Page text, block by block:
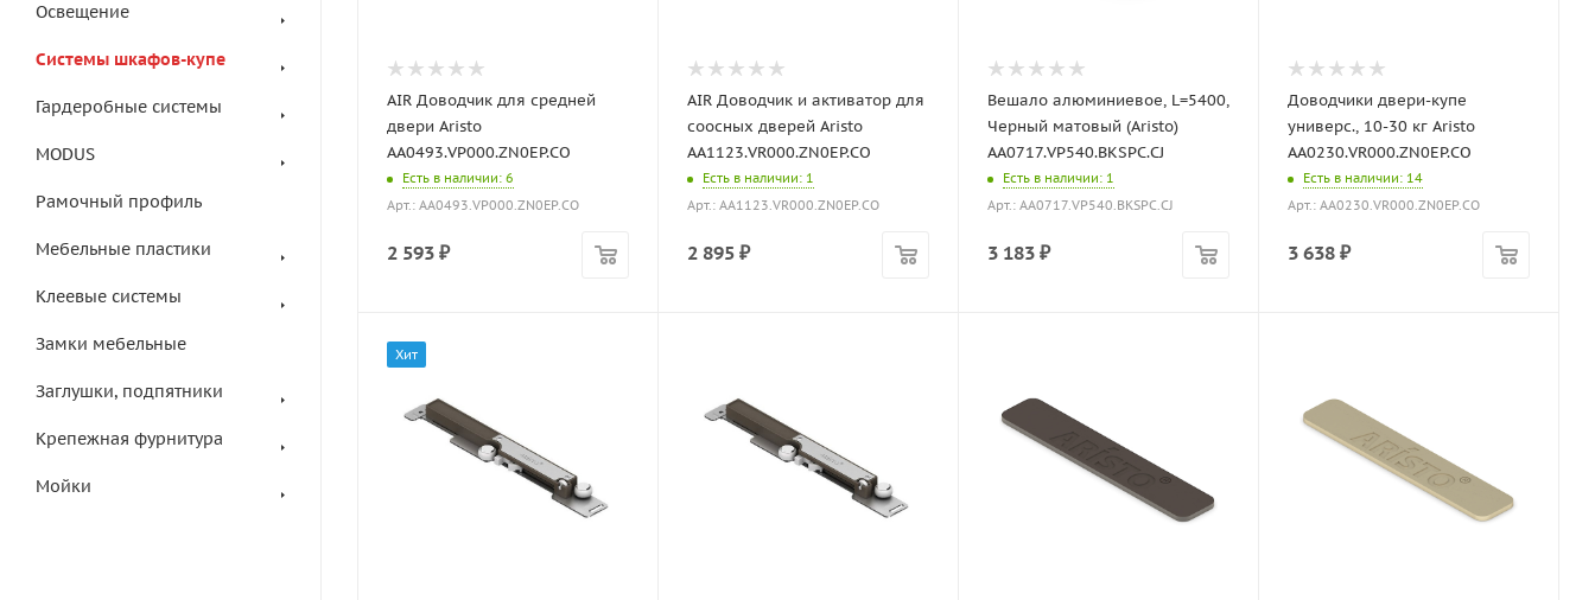
Освещение
Системы шкафов-купе
Гардеробные системы
MODUS
Рамочный профиль
Мебельные пластики
Клеевые системы
Замки мебельные
Заглушки, подпятники
Крепежная фурнитура
Мойки
AIR Доводчик для средней
двери Aristo
AA0493.VP000.ZN0EP.CO
Есть в наличии: 6
Арт.: AA0493.VP000.ZN0EP.CO
2 593 ₽
AIR Доводчик и активатор для
соосных дверей Aristo
AA1123.VR000.ZN0EP.CO
Есть в наличии: 1
Арт.: AA1123.VR000.ZN0EP.CO
2 895 ₽
Вешало алюминиевое, L=5400,
Черный матовый (Aristo)
AA0717.VP540.BKSPC.CJ
Есть в наличии: 1
Арт.: AA0717.VP540.BKSPC.CJ
3 183 ₽
Доводчики двери-купе
универс., 10-30 кг Aristo
AA0230.VR000.ZN0EP.CO
Есть в наличии: 14
Арт.: AA0230.VR000.ZN0EP.CO
3 638 ₽
Хит